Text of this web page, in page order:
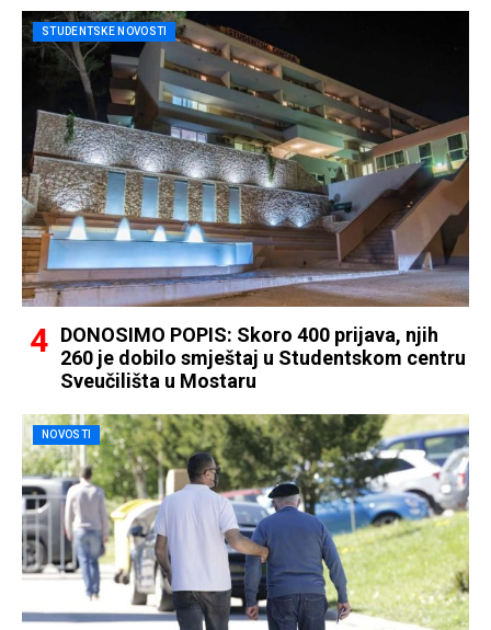
STUDENTSKE NOVOSTI
DONOSIMO POPIS: Skoro 400 prijava, njih
260 je dobilo smještaj u Studentskom centru
Sveučilišta u Mostaru
NOVOSTI